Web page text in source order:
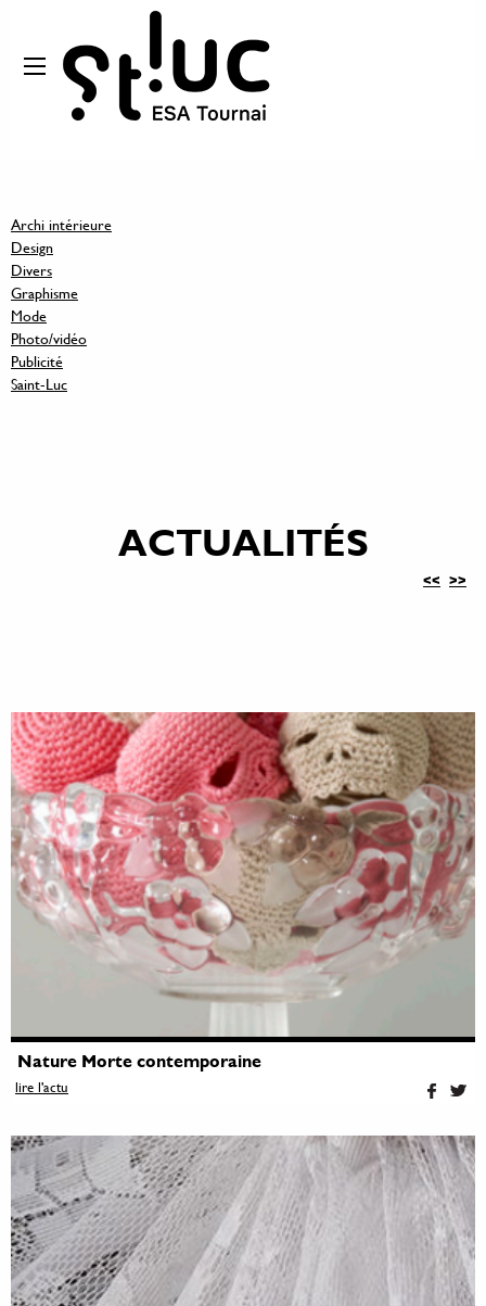
Archi intérieure
Design
Divers
Graphisme
Mode
Photo/vidéo
Publicité
Saint-Luc
ACTUALITÉS
<< >>
Nature Morte contemporaine
lire l'actu